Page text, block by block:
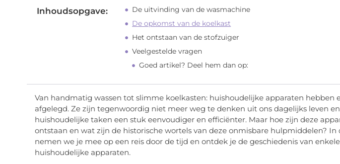
Inhoudsopgave:
De uitvinding van de wasmachine
De opkomst van de koelkast
Het ontstaan van de stofzuiger
Veelgestelde vragen
Goed artikel? Deel hem dan op:
Van handmatig wassen tot slimme koelkasten: huishoudelijke apparaten hebben
afgelegd. Ze zijn tegenwoordig niet meer weg te denken uit ons dagelijks leven
huishoudelijke taken een stuk eenvoudiger en efficiënter. Maar hoe zijn deze
ontstaan en wat zijn de historische wortels van deze onmisbare hulpmiddelen? In
nemen we je mee op een reis door de tijd en ontdek je de geschiedenis van
huishoudelijke apparaten.